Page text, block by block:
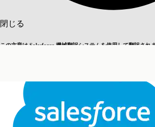
閉じる
この文章は Salesforce 機械翻訳システムを使用して翻訳され
閉じる 閉じる